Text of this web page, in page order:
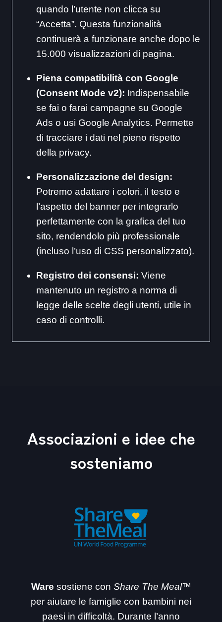
quando l’utente non clicca su
“Accetta”. Questa funzionalità
continuerà a funzionare anche dopo le
15.000 visualizzazioni di pagina.
Piena compatibilità con Google
(Consent Mode v2): Indispensabile
se fai o farai campagne su Google
Ads o usi Google Analytics. Permette
di tracciare i dati nel pieno rispetto
della privacy.
Personalizzazione del design:
Potremo adattare i colori, il testo e
l’aspetto del banner per integrarlo
perfettamente con la grafica del tuo
sito, rendendolo più professionale
(incluso l’uso di CSS personalizzato).
Registro dei consensi: Viene
mantenuto un registro a norma di
legge delle scelte degli utenti, utile in
caso di controlli.
Associazioni e idee che
sosteniamo
Ware sostiene con Share The Meal™
per aiutare le famiglie con bambini nei
paesi in difficoltà. Durante l’anno